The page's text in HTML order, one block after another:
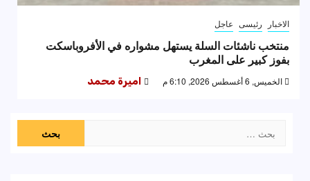
الاخبار رئيسى عاجل
منتخب ناشئات السلة يستهل مشواره في الأفروباسكت
بفوز كبير على المغرب
الخميس, 6 أغسطس 2026, 6:10 م اميرة محمد
عن: